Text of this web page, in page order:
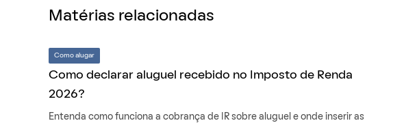
Matérias relacionadas
Como alugar
Como declarar aluguel recebido no Imposto de Renda
2026?
Entenda como funciona a cobrança de IR sobre aluguel e onde inserir as